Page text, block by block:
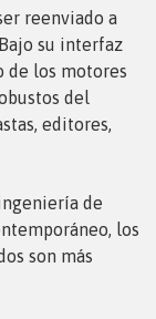
reenviado a
su interfaz
de los motores
del
editores,
de
los
son más